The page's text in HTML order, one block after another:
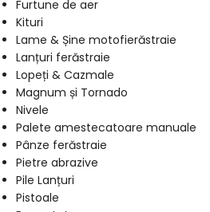
Furtune de aer
Kituri
Lame & Șine motofierăstraie
Lanțuri ferăstraie
Lopeți & Cazmale
Magnum și Tornado
Nivele
Palete amestecatoare manuale
Pânze ferăstraie
Pietre abrazive
Pile Lanțuri
Pistoale